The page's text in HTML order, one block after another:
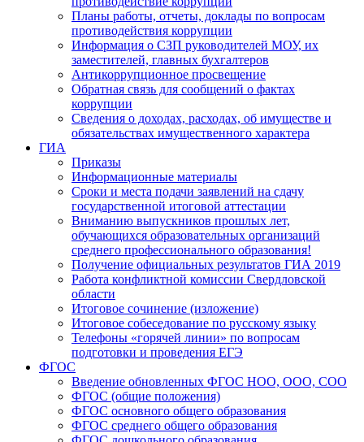
Планы работы, отчеты, доклады по вопросам
противодействия коррупции
Информация о СЗП руководителей МОУ, их
заместителей, главных бухгалтеров
Антикоррупционное просвещение
Обратная связь для сообщений о фактах
коррупции
Сведения о доходах, расходах, об имуществе и
обязательствах имущественного характера
ГИА
Приказы
Информационные материалы
Сроки и места подачи заявлений на сдачу
государственной итоговой аттестации
Вниманию выпускников прошлых лет,
обучающихся образовательных организаций
среднего профессионального образования!
Получение официальных результатов ГИА 2019
Работа конфликтной комиссии Свердловской
области
Итоговое сочинение (изложение)
Итоговое собеседование по русскому языку
Телефоны «горячей линии» по вопросам
подготовки и проведения ЕГЭ
ФГОС
Введение обновленных ФГОС НОО, ООО, СОО
ФГОС (общие положения)
ФГОС основного общего образования
ФГОС среднего общего образования